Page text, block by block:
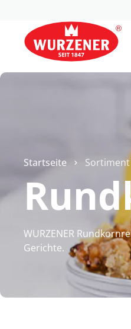
Startseite Sortiment
WURZENER
Gerichte.